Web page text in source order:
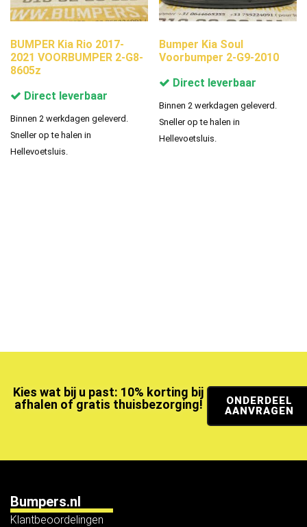
BUMPER Kia Rio 2017-
2021 VOORBUMPER 2-G8-
8605z
Direct leverbaar
Binnen 2 werkdagen geleverd.
Sneller op te halen in
Hellevoetsluis.
Bumper Kia Soul
Voorbumper 2-G9-2010
Direct leverbaar
Binnen 2 werkdagen geleverd.
Sneller op te halen in
Hellevoetsluis.
Kies wat bij u past: 10% korting bij
afhalen of gratis thuisbezorging!
ONDERDEEL
AANVRAGEN
Bumpers.nl
Klantbeoordelingen